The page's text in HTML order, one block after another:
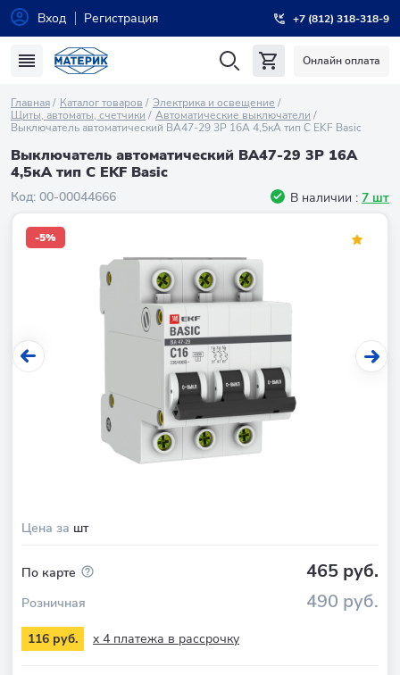
Вход Регистрация +7 (812) 318-318-9
Онлайн оплата
Главная Каталог товаров
Электрика и освещение
Щиты, автоматы, счетчики
Автоматические выключатели
Выключатель автоматический ВА47-29 3P 16А 4,5кА тип С EKF Basic
Выключатель автоматический ВА47-29 3P 16А
4,5кА тип С EKF Basic
Код: 00-00044666 В наличии : 7 шт
Цена за шт
-5%
По карте 465 руб.
Розничная 490 руб.
116 руб. x 4 платежа в рассрочку